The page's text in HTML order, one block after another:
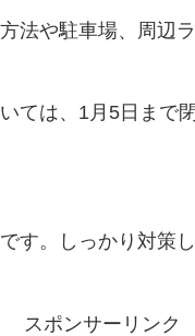
法や駐車場、周辺
ては、1月5日まで
す。しっかり対策
スポンサーリンク